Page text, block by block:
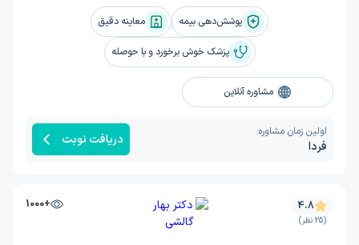
پوشش‌دهی بیمه معاینه دقیق
پزشک خوش برخورد و با حوصله
مشاوره آنلاین
اولین زمان مشاوره:
فردا دریافت نوبت
+1000 4.8
(25 نظر)